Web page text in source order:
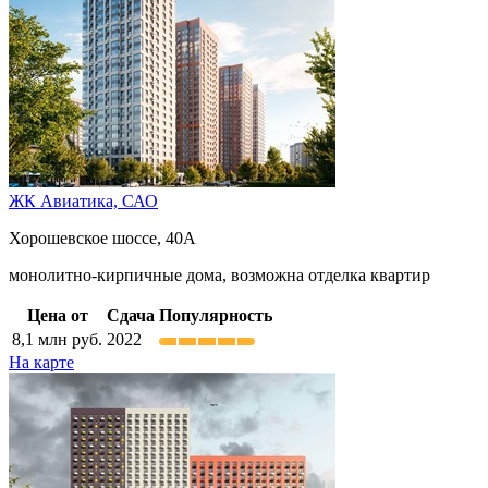
ЖК Авиатика, САО
Хорошевское шоссе, 40А
монолитно-кирпичные дома, возможна отделка квартир
Цена от Сдача Популярность
8,1 млн руб. 2022
На карте